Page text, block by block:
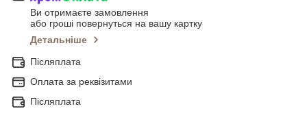
Ви отримаєте замовлення
або гроші повернуться на вашу картку
Детальніше
Післяплата
Оплата за реквізитами
Післяплата